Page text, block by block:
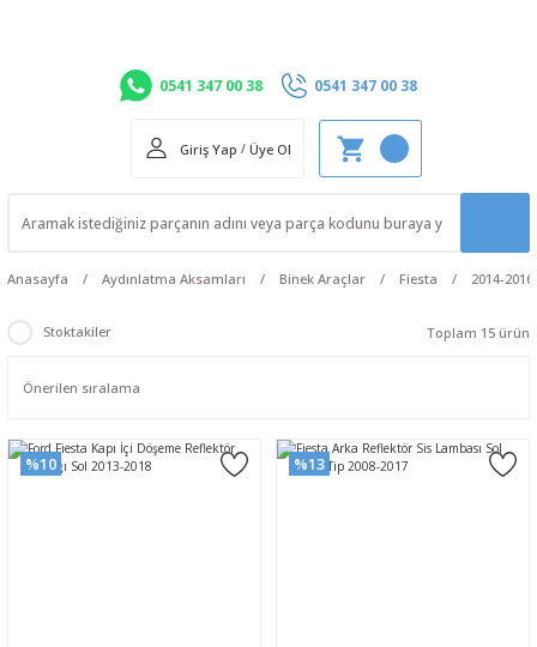
0541 347 00 38 0541 347 00 38
Giriş Yap / Üye Ol
Anasayfa Aydınlatma Aksamları Binek Araçlar Fiesta 2014-2016
Stoktakiler Toplam 15 ürün
%10 %13